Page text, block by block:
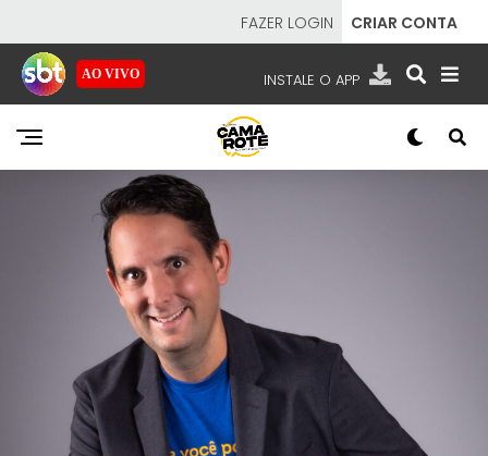
FAZER LOGIN CRIAR CONTA
AO VIVO INSTALE O APP
EMISSORAS
NOSSAS REDES
- SISTEMA BRASILEIRO DE TELEVISÃO